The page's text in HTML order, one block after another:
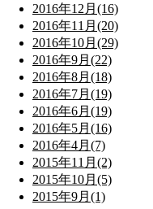
2016年12月(16)
2016年11月(20)
2016年10月(29)
2016年9月(22)
2016年8月(18)
2016年7月(19)
2016年6月(19)
2016年5月(16)
2016年4月(7)
2015年11月(2)
2015年10月(5)
2015年9月(1)